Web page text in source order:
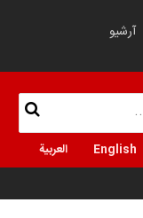
آرشیو
English العربية